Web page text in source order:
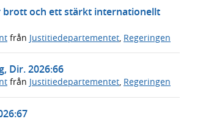
och ett stärkt internationellt
från Justitiedepartementet Regeringen
Dir. 2026:66
från Justitiedepartementet, Regeringen